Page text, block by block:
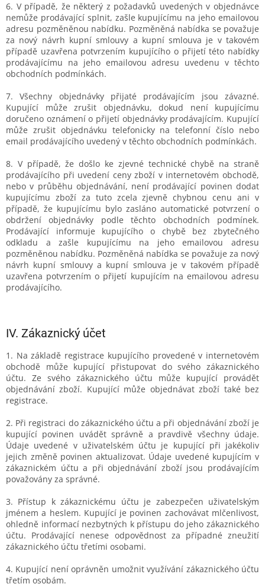
6. V případě, že některý z požadavků uvedených v objednávce
nemůže prodávající splnit, zašle kupujícímu na jeho emailovou
adresu pozměněnou nabídku. Pozměněná nabídka se považuje
za nový návrh kupní smlouvy a kupní smlouva je v takovém
případě uzavřena potvrzením kupujícího o přijetí této nabídky
prodávajícímu na jeho emailovou adresu uvedenu v těchto
obchodních podmínkách.
7. Všechny objednávky přijaté prodávajícím jsou závazné.
Kupující může zrušit objednávku, dokud není kupujícímu
doručeno oznámení o přijetí objednávky prodávajícím. Kupující
může zrušit objednávku telefonicky na telefonní číslo nebo
email prodávajícího uvedený v těchto obchodních podmínkách.
8. V případě, že došlo ke zjevné technické chybě na straně
prodávajícího při uvedení ceny zboží v internetovém obchodě,
nebo v průběhu objednávání, není prodávající povinen dodat
kupujícímu zboží za tuto zcela zjevně chybnou cenu ani v
případě, že kupujícímu bylo zasláno automatické potvrzení o
obdržení objednávky podle těchto obchodních podmínek.
Prodávající informuje kupujícího o chybě bez zbytečného
odkladu a zašle kupujícímu na jeho emailovou adresu
pozměněnou nabídku. Pozměněná nabídka se považuje za nový
návrh kupní smlouvy a kupní smlouva je v takovém případě
uzavřena potvrzením o přijetí kupujícím na emailovou adresu
prodávajícího.
IV. Zákaznický účet
1. Na základě registrace kupujícího provedené v internetovém
obchodě může kupující přistupovat do svého zákaznického
účtu. Ze svého zákaznického účtu může kupující provádět
objednávání zboží. Kupující může objednávat zboží také bez
registrace.
2. Při registraci do zákaznického účtu a při objednávání zboží je
kupující povinen uvádět správně a pravdivě všechny údaje.
Údaje uvedené v uživatelském účtu je kupující při jakékoliv
jejich změně povinen aktualizovat. Údaje uvedené kupujícím v
zákaznickém účtu a při objednávání zboží jsou prodávajícím
považovány za správné.
3. Přístup k zákaznickému účtu je zabezpečen uživatelským
jménem a heslem. Kupující je povinen zachovávat mlčenlivost,
ohledně informací nezbytných k přístupu do jeho zákaznického
účtu. Prodávající nenese odpovědnost za případné zneužití
zákaznického účtu třetími osobami.
4. Kupující není oprávněn umožnit využívání zákaznického účtu
třetím osobám.